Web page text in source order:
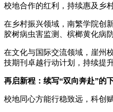
校地合作的红利，持续惠及乡
在乡村振兴领域，南繁学院创
胶树病虫害监测、槟榔黄化病
在文化与国际交流领域，崖州
技期刊卓越行动计划，持续提
再启新程：续写“双向奔赴”的
校地同心方能行稳致远，科创